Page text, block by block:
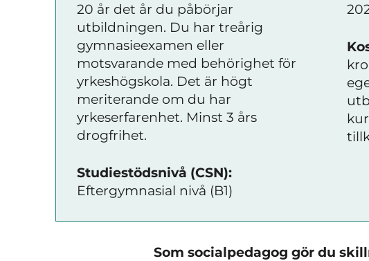
20 år det år du påbörjar
utbildningen. Du har treårig
gymnasieexamen eller
motsvarande med behörighet för
yrkeshögskola. Det är högt
meriterande om du har
yrkeserfarenhet. Minst 3 års
drogfrihet.
Studiestödsnivå (CSN):
Eftergymnasial nivå (B1)
Som socialpedagog gör du